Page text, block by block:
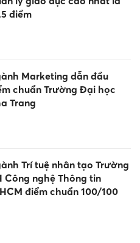
điểm
Marketing dẫn đầu
chuẩn Trường Đại học
Trang
Trí tuệ nhân tạo Trường
Công nghệ Thông tin
điểm chuẩn 100/100